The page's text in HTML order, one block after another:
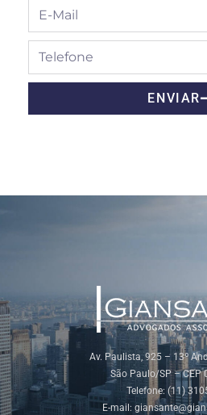
ENVIAR
Av. Paulista, 925 – 13º
São Paulo/SP – CEP
Telefone: (11)
E-mail: